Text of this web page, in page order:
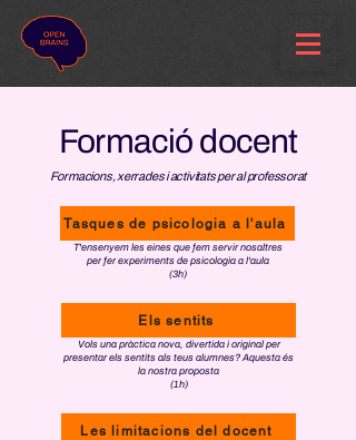
Formació docent
Formacions, xerrades i activitats per al professorat
Tasques de psicologia a l'aula
T'ensenyem les eines que fem servir nosaltres
per fer experiments de psicologia a l'aula
(3h)
Els sentits
Vols una pràctica nova, divertida i original per
presentar els sentits als teus alumnes? Aquesta és
la nostra proposta
(1h)
Les limitacions del docent